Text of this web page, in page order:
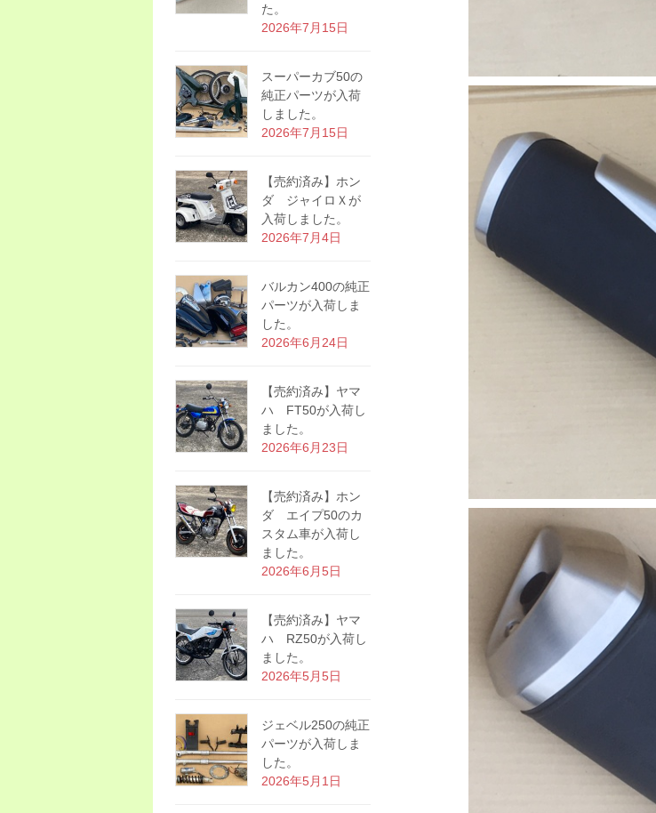
た。
2026年7月15日
スーパーカブ50の
純正パーツが入荷
しました。
2026年7月15日
【売約済み】ホン
ダ ジャイロＸが
入荷しました。
2026年7月4日
バルカン400の純正
パーツが入荷しま
した。
2026年6月24日
【売約済み】ヤマ
ハ FT50が入荷し
ました。
2026年6月23日
【売約済み】ホン
ダ エイプ50のカ
スタム車が入荷し
ました。
2026年6月5日
【売約済み】ヤマ
ハ RZ50が入荷し
ました。
2026年5月5日
ジェベル250の純正
パーツが入荷しま
した。
2026年5月1日